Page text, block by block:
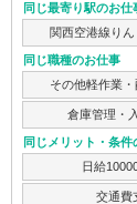
同じ最寄り駅のお仕
関西空港線り
同じ職種のお仕事
その他軽作業
倉庫管理・
同じメリット・条件
日給
交通費